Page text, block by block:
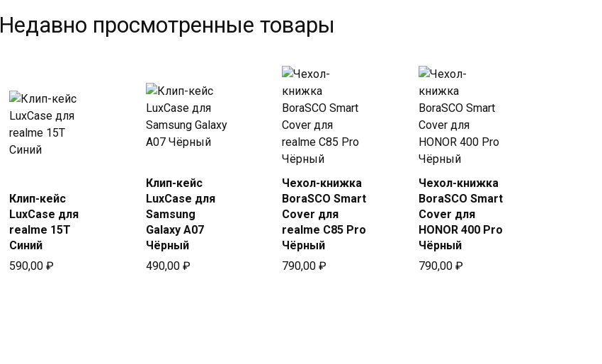
Недавно просмотренные товары
в Beeline
Клип-кейс
LuxCase для
realme 15T
Синий
590,00 ₽
Купить
в Beeline
Клип-кейс
LuxCase для
Samsung
Galaxy A07
Чёрный
490,00 ₽
Купить
в Beeline
Чехол-книжка
BoraSCO Smart
Cover для
realme C85 Pro
Чёрный
790,00 ₽
Купить
в Beeline
Чехол-книжка
BoraSCO Smart
Cover для
HONOR 400 Pro
Чёрный
790,00 ₽